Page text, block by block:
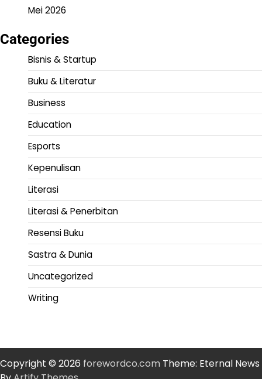
Mei 2026
Categories
Bisnis & Startup
Buku & Literatur
Business
Education
Esports
Kepenulisan
Literasi
Literasi & Penerbitan
Resensi Buku
Sastra & Dunia
Uncategorized
Writing
Copyright © 2026 forewordco.com Theme: Eternal News